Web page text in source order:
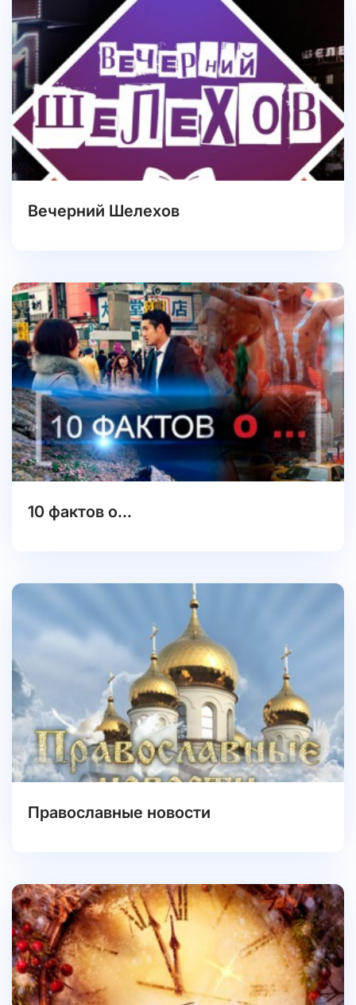
Вечерний Шелехов
10 фактов о...
Православные новости